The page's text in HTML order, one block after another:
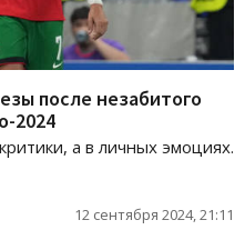
после незабитого
2024
а в личных эмоциях.
12 сентября 2024, 21:11